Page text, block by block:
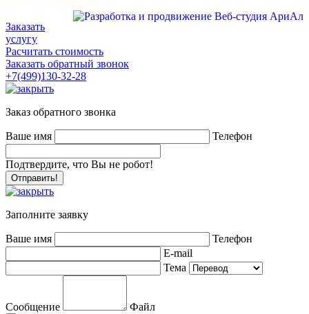
Заказать
услугу
Расчитать стоимость
Заказать обратный звонок
+7(499)130-32-28
Заказ обратного звонка
Ваше имя Телефон
Подтвердите, что Вы не робот!
Заполните заявку
Ваше имя
Телефон
E-mail
Тема
Сообщение Файл